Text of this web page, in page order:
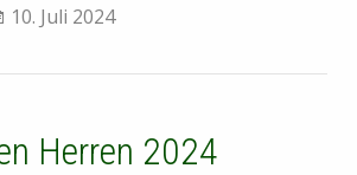
10. Juli 2024
Herren 2024